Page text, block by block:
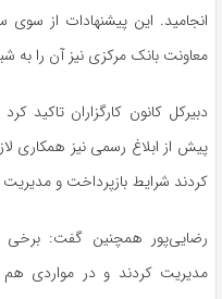
انجامید. این پیشنهادات از
معاونت بانک مرکزی نیز آن را به
دبیرکل کانون کارگزاران تاکید
پیش از ابلاغ رسمی نیز همکاری
کردند شرایط بازپرداخت و مدیریت
رضایی‌پور همچنین گفت:
مدیریت کردند و در مواردی هم